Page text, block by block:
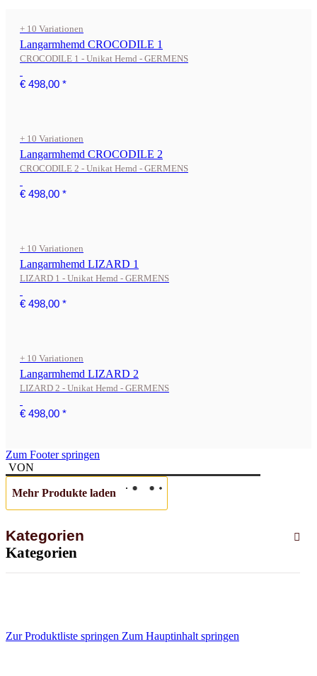
+ 10 Variationen
Langarmhemd CROCODILE 1
CROCODILE 1 - Unikat Hemd - GERMENS
€ 498,00 *
+ 10 Variationen
Langarmhemd CROCODILE 2
CROCODILE 2 - Unikat Hemd - GERMENS
€ 498,00 *
+ 10 Variationen
Langarmhemd LIZARD 1
LIZARD 1 - Unikat Hemd - GERMENS
€ 498,00 *
+ 10 Variationen
Langarmhemd LIZARD 2
LIZARD 2 - Unikat Hemd - GERMENS
€ 498,00 *
Zum Footer springen
VON
Mehr Produkte laden
Kategorien
Kategorien
Zur Produktliste springen Zum Hauptinhalt springen